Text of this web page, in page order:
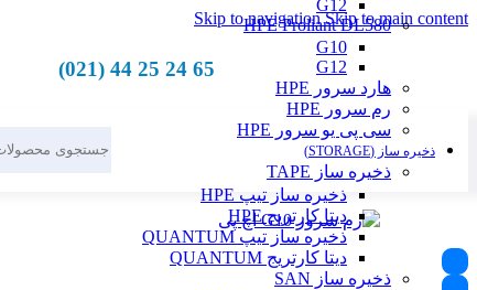
Skip to navigationSkip to main content
65 24 25 44 (021)
G12
HPE Proliant DL580
G10
G12
هارد سرور HPE
رم سرور HPE
سی پی یو سرور HPE
ذخیره ساز (STORAGE)
ذخیره ساز TAPE
ذخیره ساز تیپ HPE
دیتا کارتریج HPE
ذخیره ساز تیپ QUANTUM
دیتا کارتریج QUANTUM
ذخیره ساز SAN